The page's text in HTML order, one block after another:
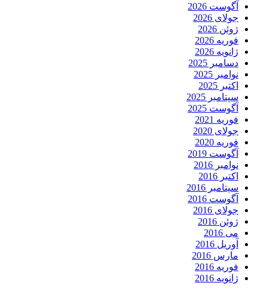
آگوست 2026
جولای 2026
ژوئن 2026
فوریه 2026
ژانویه 2026
دسامبر 2025
نوامبر 2025
اکتبر 2025
سپتامبر 2025
آگوست 2025
فوریه 2021
جولای 2020
فوریه 2020
آگوست 2019
نوامبر 2016
اکتبر 2016
سپتامبر 2016
آگوست 2016
جولای 2016
ژوئن 2016
می 2016
آوریل 2016
مارس 2016
فوریه 2016
ژانویه 2016